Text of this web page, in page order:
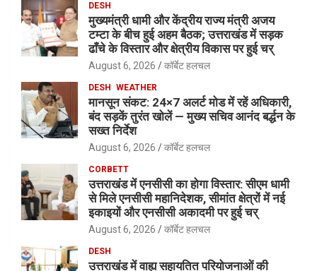
DESH
मुख्यमंत्री धामी और केंद्रीय राज्य मंत्री अजय
टम्टा के बीच हुई अहम बैठक; उत्तराखंड में सड़क
ढाँचे के विस्तार और क्षेत्रीय विकास पर हुई चर्
August 6, 2026 कॉर्बेट हलचल
DESH WEATHER
मानसून संकट: 24×7 अलर्ट मोड में रहें अधिकारी,
बंद सड़कें तुरंत खोलें — मुख्य सचिव आनंद बर्द्धन के
सख्त निर्देश
August 6, 2026 कॉर्बेट हलचल
CORBETT
उत्तराखंड में एनसीसी का होगा विस्तार: सीएम धामी
से मिले एनसीसी महानिदेशक, सीमांत क्षेत्रों में नई
इकाइयों और एनसीसी अकादमी पर हुई चर्
August 6, 2026 कॉर्बेट हलचल
DESH
उत्तराखंड में वाह्य सहायतित परियोजनाओं की